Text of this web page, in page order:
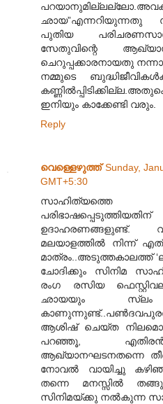
ഛായ”എന്നറിയുന്നതു
പുതിയ
സേതുവിന്റെ
ചെറുപ്പക്കാരനായതു
നമ്മുടെ
ഇനിയും കാക്കേണ്ടി വരും.
Reply
വെള്ളെഴുത്ത് Sunday,
GMT+5:30
സാഹിത്യത്തെ
ഉദാഹരണങ്ങളുണ്ട്.
മലയാളത്തില്‍ നിന്ന്
മാത്രം..അടുത്തകാലത്ത്
ചോദിക്കും സിനിമ
രംഗ രസിയ
ഛായയും
ആശിഷ് ചെയ്ത
പറഞ്ഞൂ, എതിരന്‍.
ആഖ്യാനഘടനതന്നെ
നോവല്‍ വായിച്ചു
തന്നെ മനസ്സില്‍
സിനിമയ്ക്കു നല്‍കുന്ന